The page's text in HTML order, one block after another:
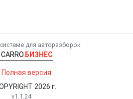
для авторазборок
CARRO. БИЗНЕС
Полная версия
2026 г.
v1.1.24